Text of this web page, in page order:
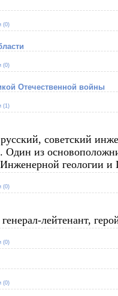
(0)
(0)
Отечественной войны
(1)
советский
Один из
геологии и
(0)
лейтенант,
(0)
(0)